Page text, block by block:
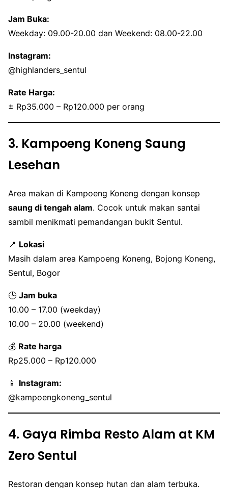
Jam Buka:
Weekday: 09.00-20.00 dan Weekend: 08.00-22.00
Instagram:
@highlanders_sentul
Rate Harga:
± Rp35.000 – Rp120.000 per orang
3. Kampoeng Koneng Saung
Lesehan
Area makan di Kampoeng Koneng dengan konsep
saung di tengah alam. Cocok untuk makan santai
sambil menikmati pemandangan bukit Sentul.
📍 Lokasi
Masih dalam area Kampoeng Koneng, Bojong Koneng,
Sentul, Bogor
🕒 Jam buka
10.00 – 17.00 (weekday)
10.00 – 20.00 (weekend)
💰 Rate harga
Rp25.000 – Rp120.000
📱 Instagram:
@kampoengkoneng_sentul
4. Gaya Rimba Resto Alam at KM
Zero Sentul
Restoran dengan konsep hutan dan alam terbuka.